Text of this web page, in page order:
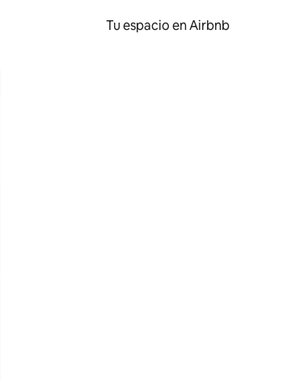
Tu espacio en Airbnb
deslizando la pantalla.